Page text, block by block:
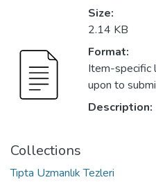
Size:
2.14 KB
Format:
Item-specific
upon to
Description:
Collections
Tıpta Uzmanlık Tezleri